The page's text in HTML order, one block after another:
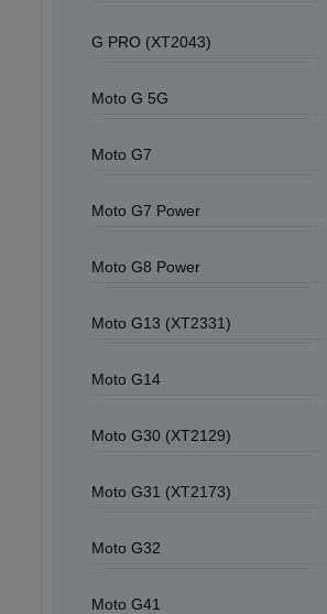
G PRO (XT2043)
Moto G 5G
Moto G7
Moto G7 Power
Moto G8 Power
Moto G13 (XT2331)
Moto G14
Moto G30 (XT2129)
Moto G31 (XT2173)
Moto G32
Moto G41